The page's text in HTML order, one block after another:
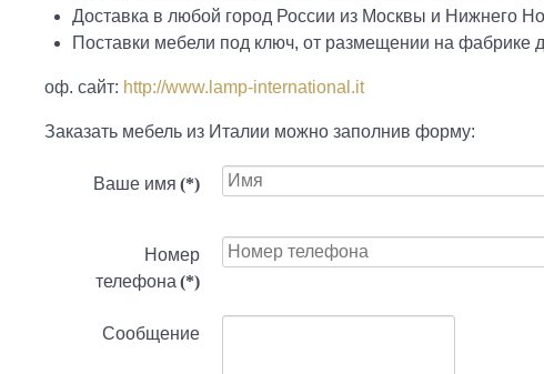
Доставка в любой город России из Москвы и Нижнего
Поставки мебели под ключ, от размещении на фабрике
оф. сайт: http://www.lamp-international.it
Заказать мебель из Италии можно заполнив форму:
Ваше имя (*)
Номер
телефона (*)
Сообщение